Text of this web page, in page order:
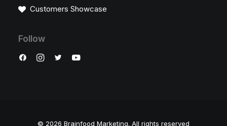
Customers Showcase
Follow
© 2026 Brainfood Marketing. All rights reserved